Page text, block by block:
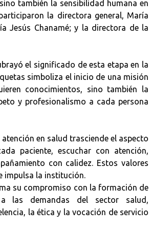
también la sensibilidad humana en
la directora general, María
Jesús Chanamé; y la directora de la
el significado de esta etapa en la
simboliza el inicio de una misión
conocimientos, sino también la
y profesionalismo a cada persona
en salud trasciende el aspecto
paciente, escuchar con atención,
con calidez. Estos valores
impulsa la institución.
su compromiso con la formación de
a las demandas del sector salud,
la ética y la vocación de servicio